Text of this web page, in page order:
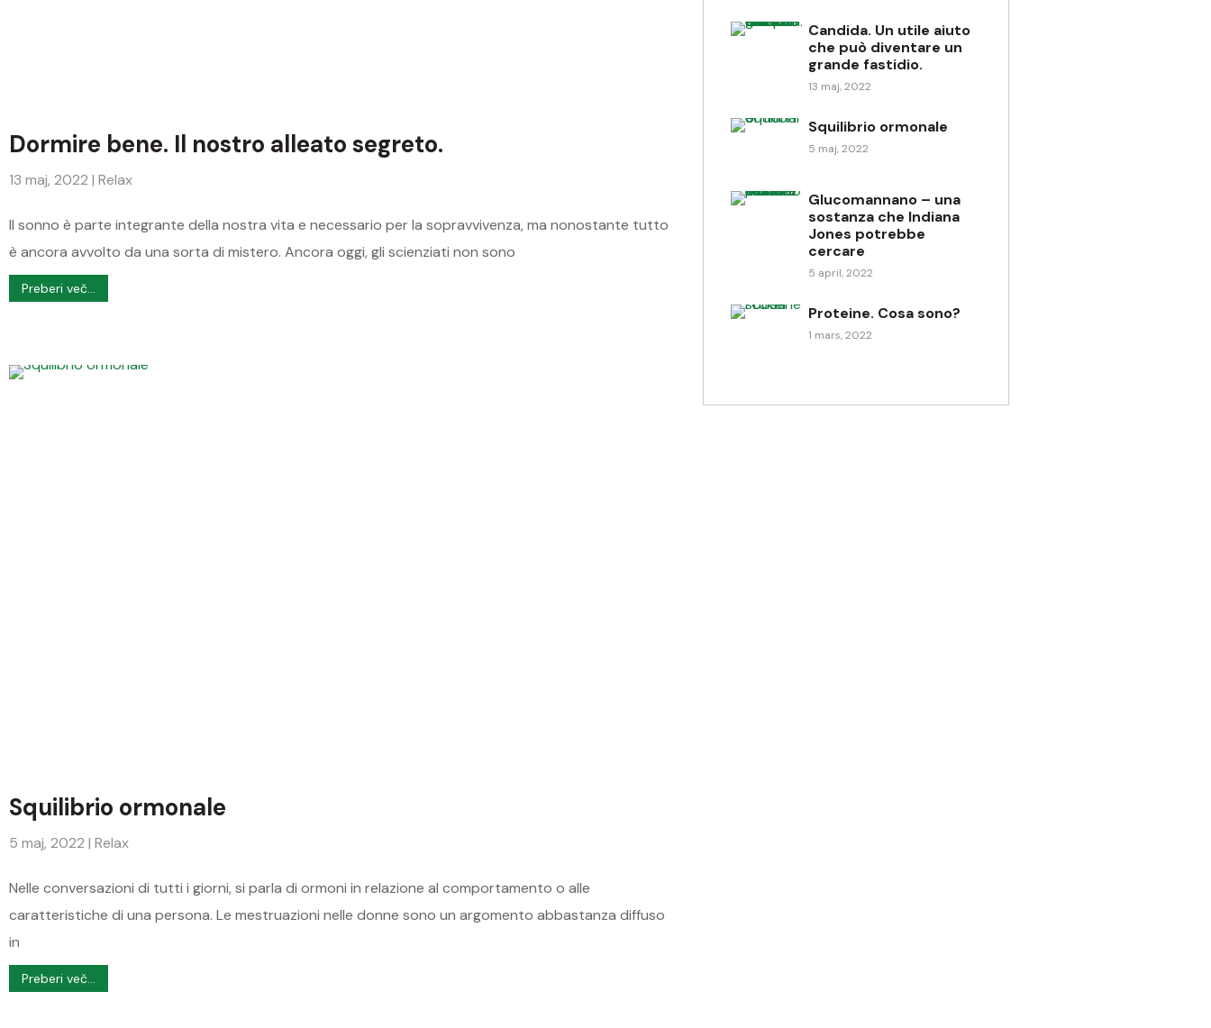
Dormire bene. Il nostro alleato segreto.
13 maj, 2022 | Relax
Il sonno è parte integrante della nostra vita e necessario per la sopravvivenza, ma nonostante tutto
è ancora avvolto da una sorta di mistero. Ancora oggi, gli scienziati non sono
Preberi več...
Squilibrio ormonale
5 maj, 2022 | Relax
Nelle conversazioni di tutti i giorni, si parla di ormoni in relazione al comportamento o alle
caratteristiche di una persona. Le mestruazioni nelle donne sono un argomento abbastanza diffuso
in
Preberi več...
Candida. Un utile aiuto
che può diventare un
grande fastidio.
13 maj, 2022
Squilibrio ormonale
5 maj, 2022
Glucomannano – una
sostanza che Indiana
Jones potrebbe
cercare
5 april, 2022
Proteine. Cosa sono?
1 mars, 2022